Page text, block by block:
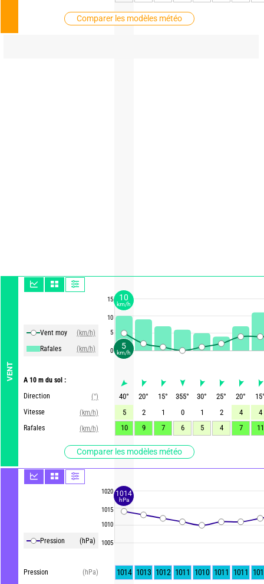
Comparer les modèles météo
VENT
Vent moy
(km/h)
Rafales
(km/h)
A 10 m du sol :
Direction
(°)
Vitesse
(km/h)
Rafales
(km/h)
Comparer les modèles météo
Pression (hPa)
Pression (hPa)
15
10
5
0
1020
1015
1010
1005
40° 20° 15° 355° 30° 25° 20° 15
5
2 1 0 1 2 4
4
10
9 7 6 5 4 7 11
1014 1013 1012 1011 1010 1011 1011
5
km/h
10
km/h
1014
hPa